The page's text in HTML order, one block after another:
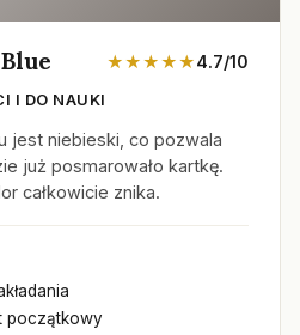
★★★★★4.7/10
I DO NAUKI
jest niebieski, co pozwala
już posmarowało kartkę.
całkowicie znika.
początkowy